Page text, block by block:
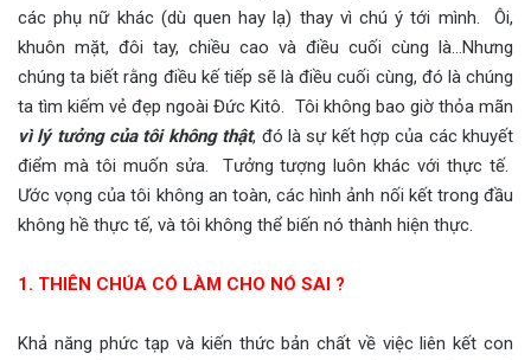
các phụ nữ khác (dù quen hay lạ) thay vì chú ý tới mình. Ôi,
khuôn mặt, đôi tay, chiều cao và điều cuối cùng là…Nhưng
chúng ta biết rằng điều kế tiếp sẽ là điều cuối cùng, đó là chúng
ta tìm kiếm vẻ đẹp ngoài Đức Kitô. Tôi không bao giờ thỏa mãn
vì lý tưởng của tôi không thật, đó là sự kết hợp của các khuyết
điểm mà tôi muốn sửa. Tưởng tượng luôn khác với thực tế.
Ước vọng của tôi không an toàn, các hình ảnh nối kết trong đầu
không hề thực tế, và tôi không thể biến nó thành hiện thực.
1. THIÊN CHÚA CÓ LÀM CHO NÓ SAI ?
Khả năng phức tạp và kiến thức bản chất về việc liên kết con